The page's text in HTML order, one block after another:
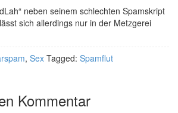
neben seinem schlechten Spamskript
sich allerdings nur in der Metzgerei
, Sex Tagged: Spamflut
Kommentar